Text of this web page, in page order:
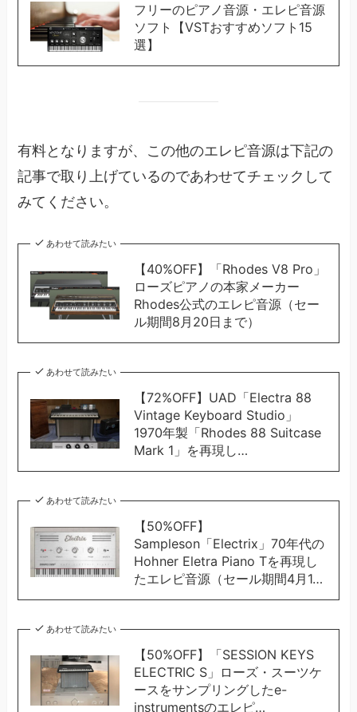
フリーのピアノ音源・エレピ音源
ソフト【VSTおすすめソフト15
選】
有料となりますが、この他のエレピ音源は下記の
記事で取り上げているのであわせてチェックして
みてください。
あわせて読みたい
【40%OFF】「Rhodes V8 Pro」
ローズピアノの本家メーカー
Rhodes公式のエレピ音源（セー
ル期間8月20日まで）
あわせて読みたい
【72%OFF】UAD「Electra 88
Vintage Keyboard Studio」
1970年製「Rhodes 88 Suitcase
Mark 1」を再現し…
あわせて読みたい
【50%OFF】
Sampleson「Electrix」70年代の
Hohner Eletra Piano Tを再現し
たエレピ音源（セール期間4月1…
あわせて読みたい
【50%OFF】「SESSION KEYS
ELECTRIC S」ローズ・スーツケ
ースをサンプリングしたe-
instrumentsのエレピ…